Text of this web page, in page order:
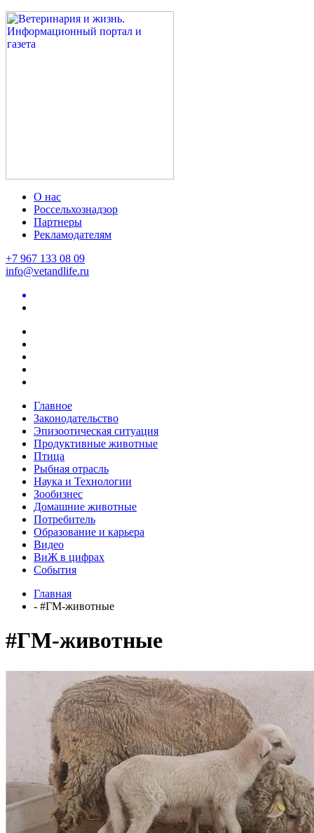
О нас
Россельхознадзор
Партнеры
Рекламодателям
+7 967 133 08 09
info@vetandlife.ru
Главное
Законодательство
Эпизоотическая ситуация
Продуктивные животные
Птица
Рыбная отрасль
Наука и Технологии
Зообизнес
Домашние животные
Потребитель
Образование и карьера
Видео
ВиЖ в цифрах
События
Главная
- #ГМ-животные
#ГМ-животные